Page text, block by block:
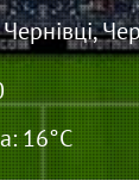
16°C